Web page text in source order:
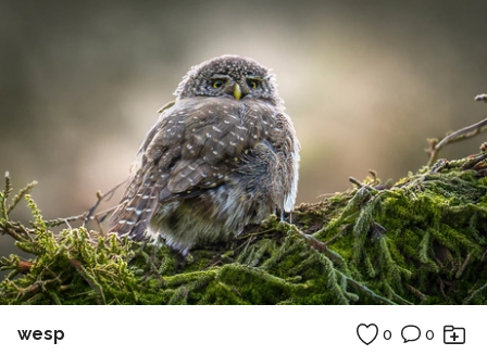
wesp 0 0